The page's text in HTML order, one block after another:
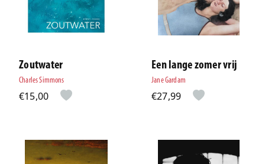
Zoutwater
Charles Simmons
€15,00
Een lange zomer vrij
Jane Gardam
€27,99